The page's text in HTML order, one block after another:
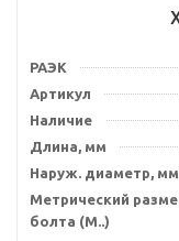
РАЭК
Артикул
Наличие
Длина, мм
Наруж. диаметр, мм
Метрический
болта (М..)